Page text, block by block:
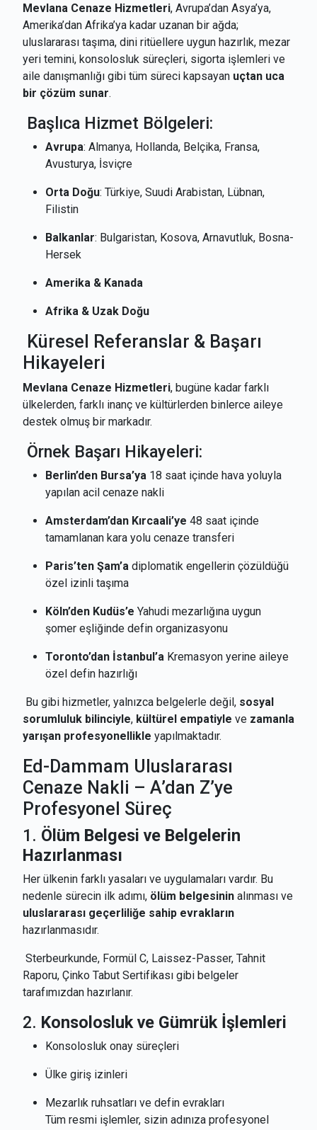
Mevlana Cenaze Hizmetleri, Avrupa’dan Asya’ya,
Amerika’dan Afrika’ya kadar uzanan bir ağda;
uluslararası taşıma, dini ritüellere uygun hazırlık, mezar
yeri temini, konsolosluk süreçleri, sigorta işlemleri ve
aile danışmanlığı gibi tüm süreci kapsayan uçtan uca
bir çözüm sunar.
Başlıca Hizmet Bölgeleri:
Avrupa: Almanya, Hollanda, Belçika, Fransa,
Avusturya, İsviçre
Orta Doğu: Türkiye, Suudi Arabistan, Lübnan,
Filistin
Balkanlar: Bulgaristan, Kosova, Arnavutluk, Bosna-
Hersek
Amerika & Kanada
Afrika & Uzak Doğu
Küresel Referanslar & Başarı
Hikayeleri
Mevlana Cenaze Hizmetleri, bugüne kadar farklı
ülkelerden, farklı inanç ve kültürlerden binlerce aileye
destek olmuş bir markadır.
Örnek Başarı Hikayeleri:
Berlin’den Bursa’ya 18 saat içinde hava yoluyla
yapılan acil cenaze nakli
Amsterdam’dan Kırcaali’ye 48 saat içinde
tamamlanan kara yolu cenaze transferi
Paris’ten Şam’a diplomatik engellerin çözüldüğü
özel izinli taşıma
Köln’den Kudüs’e Yahudi mezarlığına uygun
şomer eşliğinde defin organizasyonu
Toronto’dan İstanbul’a Kremasyon yerine aileye
özel defin hazırlığı
Bu gibi hizmetler, yalnızca belgelerle değil, sosyal
sorumluluk bilinciyle, kültürel empatiyle ve zamanla
yarışan profesyonellikle yapılmaktadır.
Ed-Dammam Uluslararası
Cenaze Nakli – A’dan Z’ye
Profesyonel Süreç
1. Ölüm Belgesi ve Belgelerin
Hazırlanması
Her ülkenin farklı yasaları ve uygulamaları vardır. Bu
nedenle sürecin ilk adımı, ölüm belgesinin alınması ve
uluslararası geçerliliğe sahip evrakların
hazırlanmasıdır.
Sterbeurkunde, Formül C, Laissez-Passer, Tahnit
Raporu, Çinko Tabut Sertifikası gibi belgeler
tarafımızdan hazırlanır.
2. Konsolosluk ve Gümrük İşlemleri
Konsolosluk onay süreçleri
Ülke giriş izinleri
Mezarlık ruhsatları ve defin evrakları
Tüm resmi işlemler, sizin adınıza profesyonel